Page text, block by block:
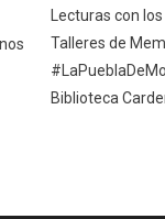
Lecturas con
Talleres de
Biblioteca